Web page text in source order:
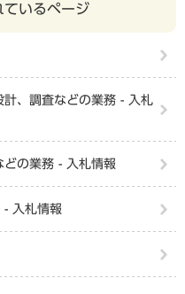
ているページ
、調査などの業務 - 入札
どの業務 - 入札情報
- 入札情報